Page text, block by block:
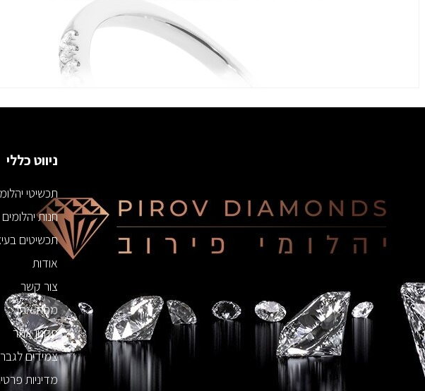
ניווט כללי
תכשיטי
חנות יהלומים
תכשיטים
אודות
צור קשר
מפת אתר
תקנון אתר
צמידים
מדיניות